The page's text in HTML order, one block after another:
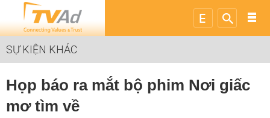
SỰ KIỆN KHÁC
Họp báo ra mắt bộ phim Nơi giấc
mơ tìm về